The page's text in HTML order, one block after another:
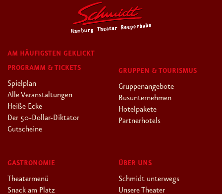
AM HÄUFIGSTEN GEKLICKT
PROGRAMM & TICKETS
Spielplan
Alle Veranstaltungen
Heiße Ecke
Der 50-Dollar-Diktator
Gutscheine
GRUPPEN & TOURISMUS
Gruppenangebote
Busunternehmen
Hotelpakete
Partnerhotels
GASTRONOMIE
Theatermenü
Snack am Platz
ÜBER UNS
Schmidt unterwegs
Unsere Theater